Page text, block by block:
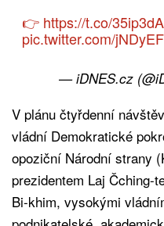
👉 https://t.co/
pic.twitter.com/
— iDNES.cz
V plánu čtyřdenní
vládní Demokratické
opoziční Národní strany
prezidentem Laj Čching-
Bi-khim, vysokými